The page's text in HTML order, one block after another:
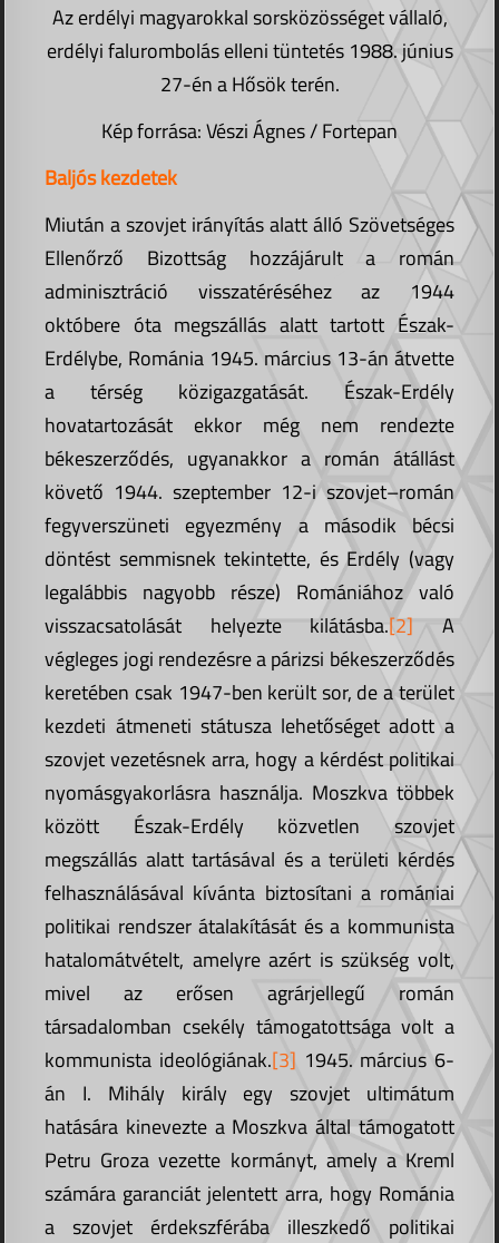
Az erdélyi magyarokkal sorsközösséget vállaló,
erdélyi falurombolás elleni tüntetés 1988. június
27-én a Hősök terén.
Kép forrása: Vészi Ágnes / Fortepan
Baljós kezdetek
Miután a szovjet irányítás alatt álló Szövetséges
Ellenőrző Bizottság hozzájárult a román
adminisztráció visszatéréséhez az 1944
októbere óta megszállás alatt tartott Észak-
Erdélybe, Románia 1945. március 13-án átvette
a térség közigazgatását. Észak-Erdély
hovatartozását ekkor még nem rendezte
békeszerződés, ugyanakkor a román átállást
követő 1944. szeptember 12-i szovjet–román
fegyverszüneti egyezmény a második bécsi
döntést semmisnek tekintette, és Erdély (vagy
legalábbis nagyobb része) Romániához való
visszacsatolását helyezte kilátásba.[2] A
végleges jogi rendezésre a párizsi békeszerződés
keretében csak 1947-ben került sor, de a terület
kezdeti átmeneti státusza lehetőséget adott a
szovjet vezetésnek arra, hogy a kérdést politikai
nyomásgyakorlásra használja. Moszkva többek
között Észak-Erdély közvetlen szovjet
megszállás alatt tartásával és a területi kérdés
felhasználásával kívánta biztosítani a romániai
politikai rendszer átalakítását és a kommunista
hatalomátvételt, amelyre azért is szükség volt,
mivel az erősen agrárjellegű román
társadalomban csekély támogatottsága volt a
kommunista ideológiának.[3] 1945. március 6-
án I. Mihály király egy szovjet ultimátum
hatására kinevezte a Moszkva által támogatott
Petru Groza vezette kormányt, amely a Kreml
számára garanciát jelentett arra, hogy Románia
a szovjet érdekszférába illeszkedő politikai